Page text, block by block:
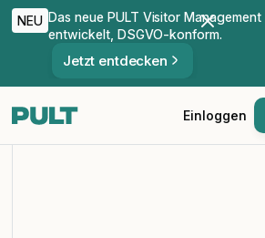
NEU Das neue PULT Visitor Management
entwickelt, DSGVO-konform.
Jetzt entdecken
Einloggen